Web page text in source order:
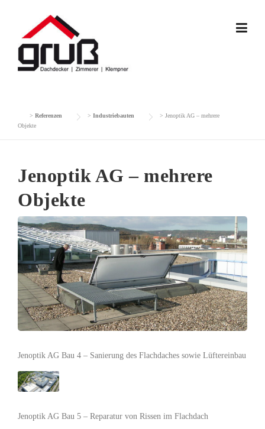
> Referenzen > Industriebauten > Jenoptik AG – mehrere
Objekte
Jenoptik AG – mehrere
Objekte
Jenoptik AG Bau 4 – Sanierung des Flachdaches sowie Lüftereinbau
Jenoptik AG Bau 5 – Reparatur von Rissen im Flachdach